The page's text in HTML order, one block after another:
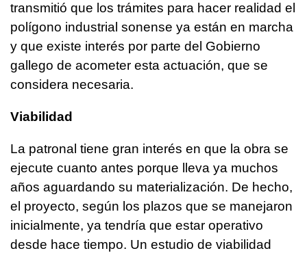
transmitió que los trámites para hacer realidad el
polígono industrial sonense ya están en marcha
y que existe interés por parte del Gobierno
gallego de acometer esta actuación, que se
considera necesaria.
Viabilidad
La patronal tiene gran interés en que la obra se
ejecute cuanto antes porque lleva ya muchos
años aguardando su materialización. De hecho,
el proyecto, según los plazos que se manejaron
inicialmente, ya tendría que estar operativo
desde hace tiempo. Un estudio de viabilidad